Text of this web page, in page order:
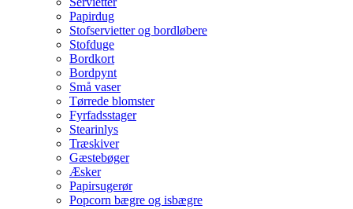
Papirdug
Stofservietter og bordløbere
Stofduge
Bordkort
Bordpynt
Små vaser
Tørrede blomster
Fyrfadsstager
Stearinlys
Træskiver
Gæstebøger
Æsker
Papirsugerør
Popcorn bægre og isbægre